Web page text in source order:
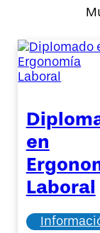
en
Laboral